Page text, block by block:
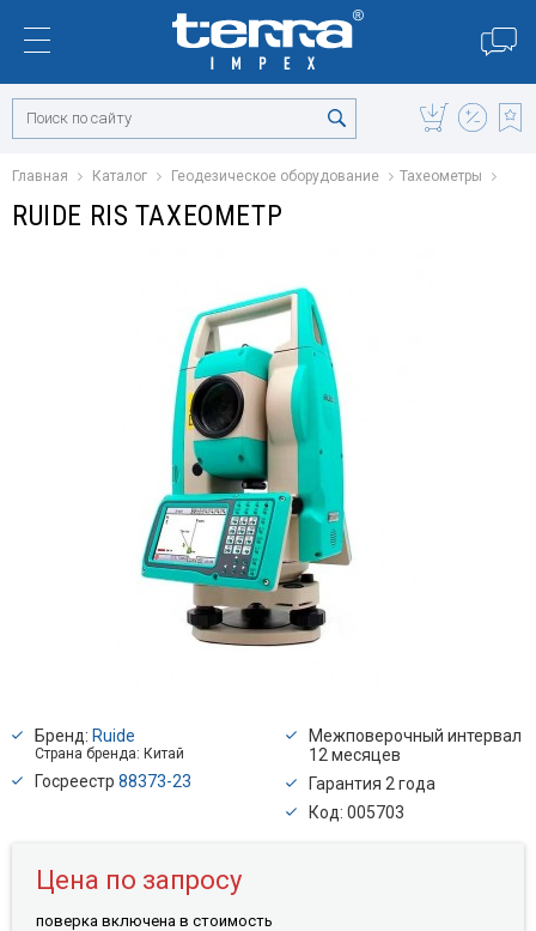
Главная Каталог Геодезическое оборудование Тахеометры
RUIDE RIS ТАХЕОМЕТР
Бренд: Ruide
Страна бренда: Китай
Госреестр 88373-23
Межповерочный интервал
12 месяцев
Гарантия 2 года
Код: 005703
Цена по запросу
поверкa включена в стоимость